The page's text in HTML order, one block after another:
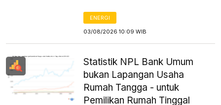
ENERGI
03/08/2026 10:09 WIB
Statistik NPL Bank Umum
bukan Lapangan Usaha
Rumah Tangga - untuk
Pemilikan Rumah Tinggal